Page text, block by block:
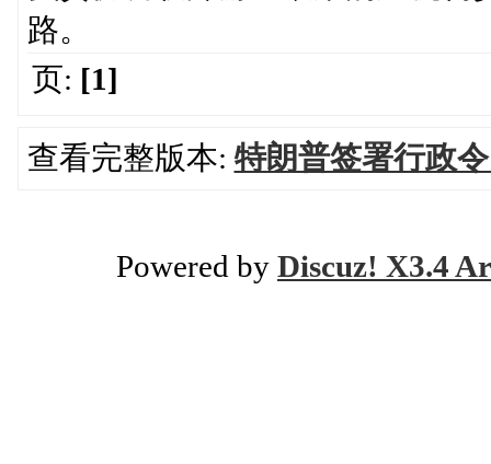
路。
页: [1]
查看完整版本: 特朗普签署行政
Powered by Discuz! X3.4